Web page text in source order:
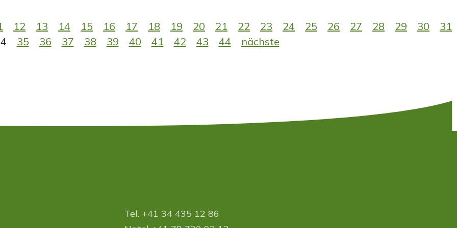
12 13 14 15 16 17 18 19 20 21 22 23 24 25 26 27 28 29 30
31
35 36 37 38 39 40 41 42 43 44 nächste
Tel. +41 34 435 12 86